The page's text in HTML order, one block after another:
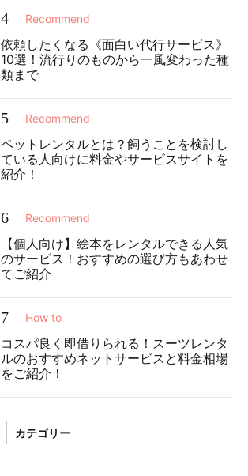
4 Recommend
依頼したくなる《面白い代行サービス》
10選！流行りのものから一風変わった種
類まで
5 Recommend
ペットレンタルとは？飼うことを検討し
ている人向けに料金やサービスサイトを
紹介！
6 Recommend
【個人向け】絵本をレンタルできる人気
のサービス！おすすめの選び方もあわせ
てご紹介
7 How to
コスパ良く即借りられる！スーツレンタ
ルのおすすめネットサービスと料金相場
をご紹介！
カテゴリー